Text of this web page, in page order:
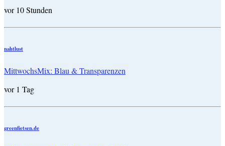
vor 10 Stunden
nahtlust
MittwochsMix: Blau & Transparenzen
vor 1 Tag
greenfietsen.de